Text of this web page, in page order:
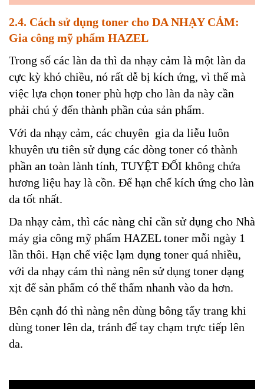
2.4. Cách sử dụng toner cho DA NHẠY CẢM:
Gia công mỹ phẩm HAZEL
Trong số các làn da thì da nhạy cảm là một làn da
cực kỳ khó chiều, nó rất dễ bị kích ứng, vì thế mà
việc lựa chọn toner phù hợp cho làn da này cần
phải chú ý đến thành phần của sản phẩm.
Với da nhạy cảm, các chuyên gia da liễu luôn
khuyên ưu tiên sử dụng các dòng toner có thành
phần an toàn lành tính, TUYỆT ĐỐI không chứa
hương liệu hay là cồn. Để hạn chế kích ứng cho làn
da tốt nhất.
Da nhạy cảm, thì các nàng chỉ cần sử dụng cho Nhà
máy gia công mỹ phẩm HAZEL toner mỗi ngày 1
lần thôi. Hạn chế việc lạm dụng toner quá nhiều,
với da nhạy cảm thì nàng nên sử dụng toner dạng
xịt để sản phẩm có thể thấm nhanh vào da hơn.
Bên cạnh đó thì nàng nên dùng bông tẩy trang khi
dùng toner lên da, tránh để tay chạm trực tiếp lên
da.